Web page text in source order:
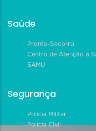
Saúde
Pronto-Socorro
Centro de Atenção à
SAMU
Segurança
Polícia Militar
Polícia Civil